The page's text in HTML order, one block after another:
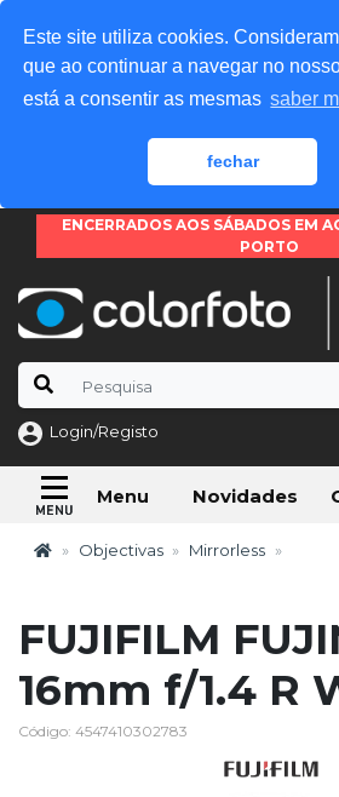
Este site utiliza cookies.
que ao continuar a navegar no
está a consentir as mesmas saber
fechar
ENCERRADOS AOS SÁBADOS EM
PORTO
Login/Registo
Menu Novidades
Objectivas Mirrorless
FUJIFILM
16mm f/1.4 R
Código: 4547410302783